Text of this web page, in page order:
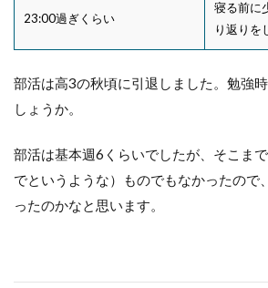
23:00過ぎくらい
寝る前に
り返りを
部活は高3の秋頃に引退しました。 勉強
しょうか。
部活は基本週6くらいでしたが、そこま
でというような）ものでもなかったので
ったのかなと思います。